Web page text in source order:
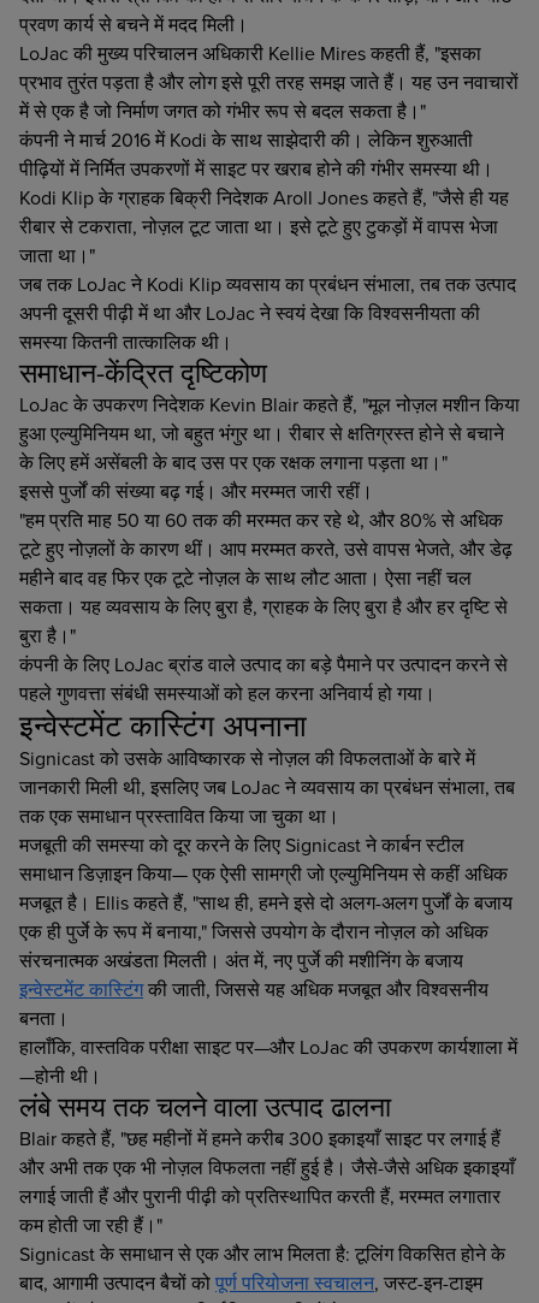
प्रवण कार्य से बचने में मदद मिली।
LoJac की मुख्य परिचालन अधिकारी Kellie Mires कहती हैं, "इसका
प्रभाव तुरंत पड़ता है और लोग इसे पूरी तरह समझ जाते हैं। यह उन नवाचारों
में से एक है जो निर्माण जगत को गंभीर रूप से बदल सकता है।"
कंपनी ने मार्च 2016 में Kodi के साथ साझेदारी की। लेकिन शुरुआती
पीढ़ियों में निर्मित उपकरणों में साइट पर खराब होने की गंभीर समस्या थी।
Kodi Klip के ग्राहक बिक्री निदेशक Aroll Jones कहते हैं, "जैसे ही यह
रीबार से टकराता, नोज़ल टूट जाता था। इसे टूटे हुए टुकड़ों में वापस भेजा
जाता था।"
जब तक LoJac ने Kodi Klip व्यवसाय का प्रबंधन संभाला, तब तक उत्पाद
अपनी दूसरी पीढ़ी में था और LoJac ने स्वयं देखा कि विश्वसनीयता की
समस्या कितनी तात्कालिक थी।
समाधान-केंद्रित दृष्टिकोण
LoJac के उपकरण निदेशक Kevin Blair कहते हैं, "मूल नोज़ल मशीन किया
हुआ एल्युमिनियम था, जो बहुत भंगुर था। रीबार से क्षतिग्रस्त होने से बचाने
के लिए हमें असेंबली के बाद उस पर एक रक्षक लगाना पड़ता था।"
इससे पुर्जों की संख्या बढ़ गई। और मरम्मत जारी रहीं।
"हम प्रति माह 50 या 60 तक की मरम्मत कर रहे थे, और 80% से अधिक
टूटे हुए नोज़लों के कारण थीं। आप मरम्मत करते, उसे वापस भेजते, और डेढ़
महीने बाद वह फिर एक टूटे नोज़ल के साथ लौट आता। ऐसा नहीं चल
सकता। यह व्यवसाय के लिए बुरा है, ग्राहक के लिए बुरा है और हर दृष्टि से
बुरा है।"
कंपनी के लिए LoJac ब्रांड वाले उत्पाद का बड़े पैमाने पर उत्पादन करने से
पहले गुणवत्ता संबंधी समस्याओं को हल करना अनिवार्य हो गया।
इन्वेस्टमेंट कास्टिंग अपनाना
Signicast को उसके आविष्कारक से नोज़ल की विफलताओं के बारे में
जानकारी मिली थी, इसलिए जब LoJac ने व्यवसाय का प्रबंधन संभाला, तब
तक एक समाधान प्रस्तावित किया जा चुका था।
मजबूती की समस्या को दूर करने के लिए Signicast ने कार्बन स्टील
समाधान डिज़ाइन किया— एक ऐसी सामग्री जो एल्युमिनियम से कहीं अधिक
मजबूत है। Ellis कहते हैं, "साथ ही, हमने इसे दो अलग-अलग पुर्जों के बजाय
एक ही पुर्जे के रूप में बनाया," जिससे उपयोग के दौरान नोज़ल को अधिक
संरचनात्मक अखंडता मिलती। अंत में, नए पुर्जे की मशीनिंग के बजाय
इन्वेस्टमेंट कास्टिंगकी जाती, जिससे यह अधिक मजबूत और विश्वसनीय
बनता।
हालाँकि, वास्तविक परीक्षा साइट पर—और LoJac की उपकरण कार्यशाला में
—होनी थी।
लंबे समय तक चलने वाला उत्पाद ढालना
Blair कहते हैं, "छह महीनों में हमने करीब 300 इकाइयाँ साइट पर लगाई हैं
और अभी तक एक भी नोज़ल विफलता नहीं हुई है। जैसे-जैसे अधिक इकाइयाँ
लगाई जाती हैं और पुरानी पीढ़ी को प्रतिस्थापित करती हैं, मरम्मत लगातार
कम होती जा रही हैं।"
Signicast के समाधान से एक और लाभ मिलता है: टूलिंग विकसित होने के
बाद, आगामी उत्पादन बैचों कोपूर्ण परियोजना स्वचालन, जस्ट-इन-टाइम